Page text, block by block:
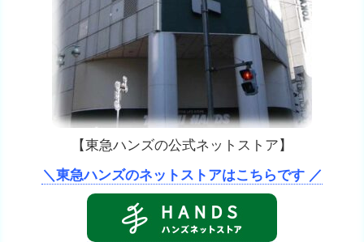
【東急ハンズの公式ネットストア】
＼東急ハンズのネットストアはこちらです ／